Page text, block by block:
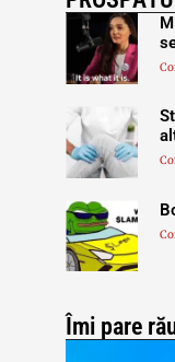
Îmi pare